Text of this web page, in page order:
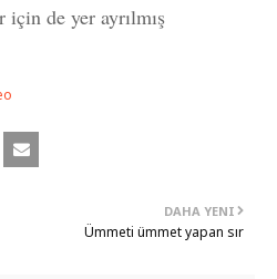
için de yer ayrılmış
DAHA YENI
Ümmeti ümmet yapan sır